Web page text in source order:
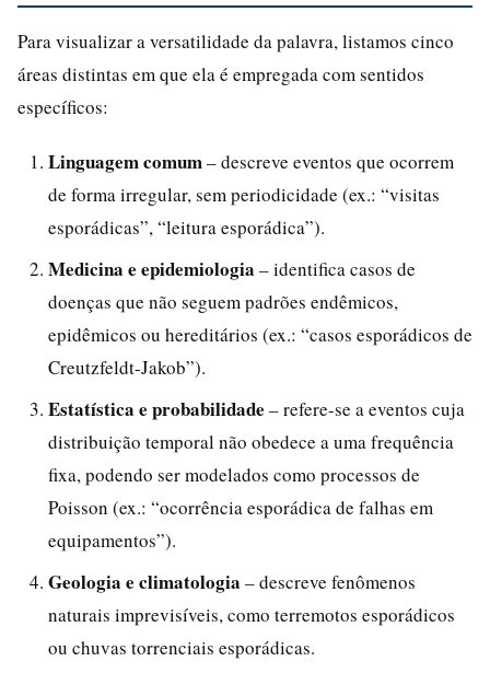
Para visualizar a versatilidade da palavra, listamos cinco
áreas distintas em que ela é empregada com sentidos
específicos:
Linguagem comum– descreve eventos que ocorrem
de forma irregular, sem periodicidade (ex.: “visitas
esporádicas”, “leitura esporádica”).
Medicina e epidemiologia – identifica casos de
doenças que não seguem padrões endêmicos,
epidêmicos ou hereditários (ex.: “casos esporádicos de
Creutzfeldt-Jakob”).
Estatística e probabilidade – refere-se a eventos cuja
distribuição temporal não obedece a uma frequência
fixa, podendo ser modelados como processos de
Poisson (ex.: “ocorrência esporádica de falhas em
equipamentos”).
Geologia e climatologia – descreve fenômenos
naturais imprevisíveis, como terremotos esporádicos
ou chuvas torrenciais esporádicas.